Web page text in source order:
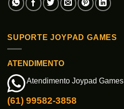
SUPORTE JOYPAD GAMES
ATENDIMENTO
Atendimento Joypad Games
(61) 99582-3858